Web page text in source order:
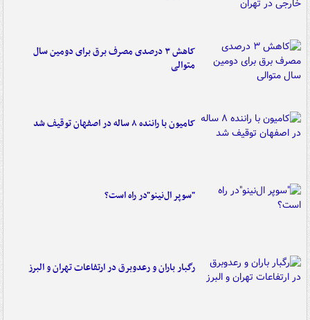
کاهش ۳ درصدی مصرف برق برای دومین سال
متوالی
کامیون با راننده ۸ ساله در اصفهان توقیف شد
"سوپر ال‌نینو"در راه است؟
رگبار باران و رعدوبرق در ارتفاعات تهران و البرز